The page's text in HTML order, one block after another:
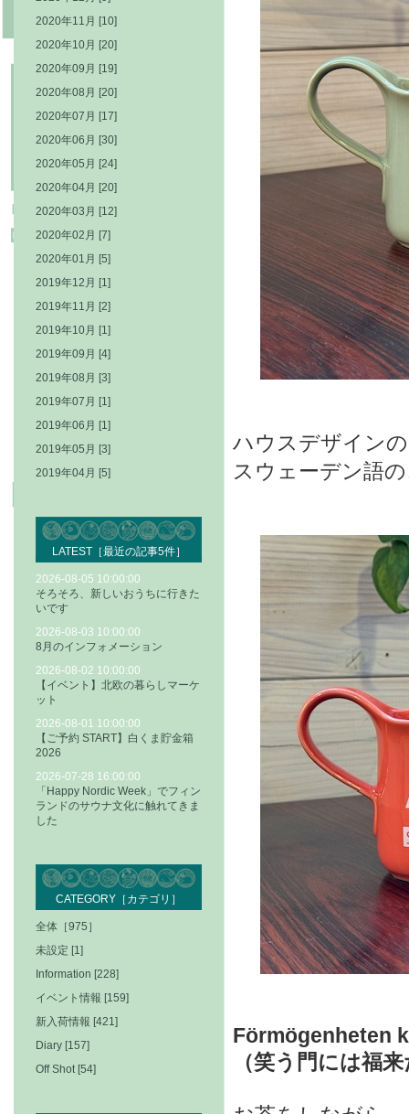
ハウスデザイン
スウェーデン語
Förmögenheten
（笑う門には福
2020年11月 [10]
2020年10月 [20]
2020年09月 [19]
2020年08月 [20]
2020年07月 [17]
2020年06月 [30]
2020年05月 [24]
2020年04月 [20]
2020年03月 [12]
2020年02月 [7]
2020年01月 [5]
2019年12月 [1]
2019年11月 [2]
2019年10月 [1]
2019年09月 [4]
2019年08月 [3]
2019年07月 [1]
2019年06月 [1]
2019年05月 [3]
2019年04月 [5]
LATEST［最近の記事5件］
2026-08-05 10:00:00
そろそろ、新しいおうちに行きた
いです
2026-08-03 10:00:00
8月のインフォメーション
2026-08-02 10:00:00
【イベント】北欧の暮らしマーケ
ット
2026-08-01 10:00:00
【ご予約 START】白くま貯金箱
2026
2026-07-28 16:00:00
「Happy Nordic Week」でフィン
ランドのサウナ文化に触れてきま
した
CATEGORY［カテゴリ］
全体［975］
未設定 [1]
Information [228]
イベント情報 [159]
新入荷情報 [421]
Diary [157]
Off Shot [54]